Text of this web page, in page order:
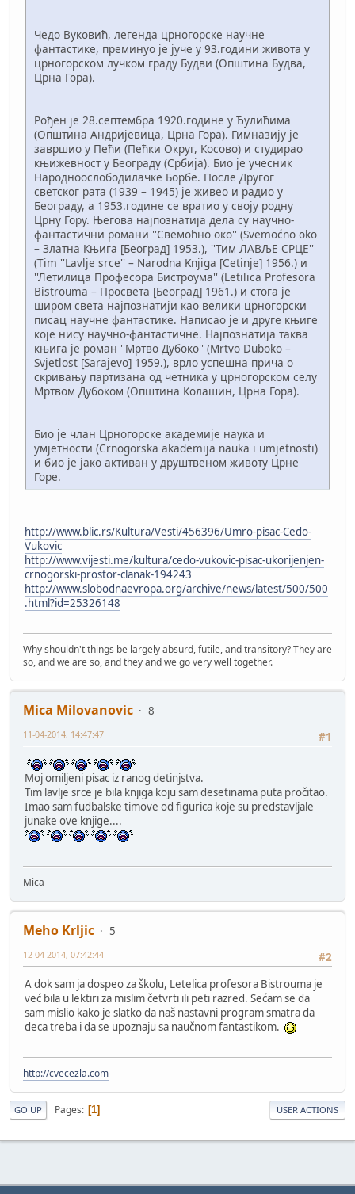
Чедо Вуковић, легенда црногорске научне
фантастике, преминуо је јуче у 93.години живота у
црногорском лучком граду Будви (Општина Будва,
Црна Гора).
Рођен је 28.септембра 1920.године у Ђулићима
(Општина Андријевица, Црна Гора). Гимназију је
завршио у Пећи (Пећки Округ, Косово) и студирао
књижевност у Београду (Србија). Био је учесник
Народноослободилачке Борбе. После Другог
светског рата (1939 – 1945) је живео и радио у
Београду, а 1953.године се вратио у своју родну
Црну Гору. Његова најпознатија дела су научно-
фантастични романи ''Свемоћно око'' (Svemoćno oko
– Златна Књига [Београд] 1953.), ''Тим ЛАВЉЕ СРЦЕ''
(Tim ''Lavlje srce'' – Narodna Knjiga [Cetinje] 1956.) и
''Летилица Професора Бистроума'' (Letilica Profesora
Bistrouma – Просвета [Београд] 1961.) и стога је
широм света најпознатији као велики црногорски
писац научне фантастике. Написао је и друге књиге
које нису научно-фантастичне. Најпознатија таква
књига је роман ''Мртво Дубоко'' (Mrtvo Duboko –
Svjetlost [Sarajevo] 1959.), врло успешна прича о
скривању партизана од четника у црногорском селу
Мртвом Дубоком (Општина Колашин, Црна Гора).
Био је члан Црногорске академије наука и
умјетности (Crnogorska akademija nauka i umjetnosti)
и био је јако активан у друштвеном животу Црне
Горе.
http://www.blic.rs/Kultura/Vesti/456396/Umro-pisac-Cedo-
Vukovic
http://www.vijesti.me/kultura/cedo-vukovic-pisac-ukorijenjen-
crnogorski-prostor-clanak-194243
http://www.slobodnaevropa.org/archive/news/latest/500/500
.html?id=25326148
Why shouldn't things be largely absurd, futile, and transitory? They are
so, and we are so, and they and we go very well together.
Mica Milovanovic
8
#1
11-04-2014, 14:47:47
Moj omiljeni pisac iz ranog detinjstva.
Tim lavlje srce je bila knjiga koju sam desetinama puta pročitao.
Imao sam fudbalske timove od figurica koje su predstavljale
junake ove knjige....
Mica
Meho Krljic
5
#2
12-04-2014, 07:42:44
A dok sam ja dospeo za školu, Letelica profesora Bistrouma je
već bila u lektiri za mislim četvrti ili peti razred. Sećam se da
sam mislio kako je slatko da naš nastavni program smatra da
deca treba i da se upoznaju sa naučnom fantastikom.
http://cvecezla.com
GO UP Pages 1 USER ACTIONS